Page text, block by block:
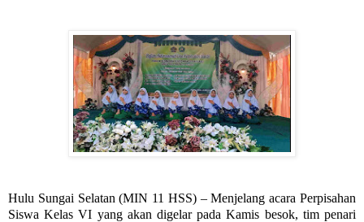
Hulu Sungai Selatan (MIN 11 HSS) – Menjelang acara Perpisahan
Siswa Kelas VI yang akan digelar pada Kamis besok, tim penari